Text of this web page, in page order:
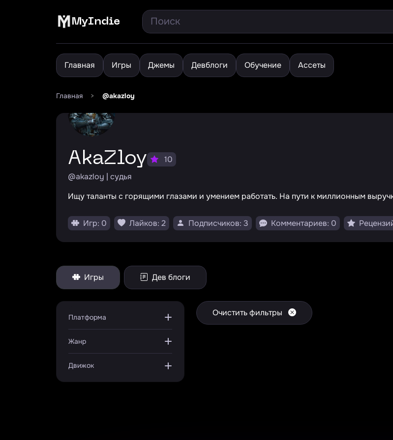
MyIndie
Главная Игры Джемы Девблоги Обучение Ассеты
Главная > @akazloy
AkaZloy
10
@akazloy | судья
Ищу таланты с горящими глазами и умением работать. На пути к миллионным
Игр: 0 Лайков: 2 Подписчиков: 3 Комментариев: 0
Игры Дев блоги
Платформа
Жанр
Движок
Очистить фильтры